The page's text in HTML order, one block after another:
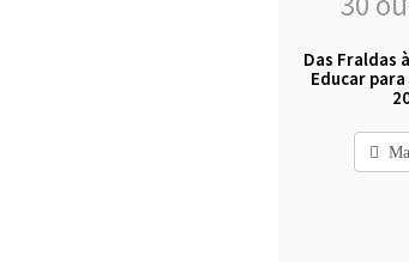
Das Fraldas
Educar